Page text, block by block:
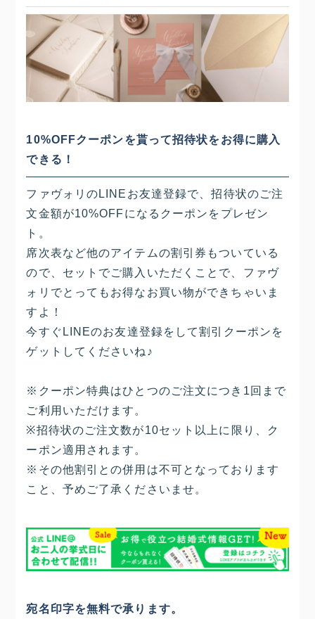
10%OFFクーポンを貰って招待状をお得に購入
できる！
ファヴォリのLINEお友達登録で、招待状のご注
文金額が10%OFFになるクーポンをプレゼン
ト。
席次表など他のアイテムの割引券もついている
ので、セットでご購入いただくことで、ファヴ
ォリでとってもお得なお買い物ができちゃいま
すよ！
今すぐLINEのお友達登録をして割引クーポンを
ゲットしてくださいね♪
※クーポン特典はひとつのご注文につき1回まで
ご利用いただけます。
※招待状のご注文数が10セット以上に限り、ク
ーポン適用されます。
※その他割引との併用は不可となっております
こと、予めご了承くださいませ。
宛名印字を無料で承ります。